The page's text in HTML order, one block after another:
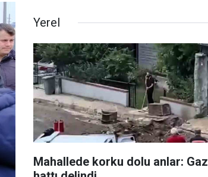
Yerel
Mahallede korku dolu anlar: Gaz